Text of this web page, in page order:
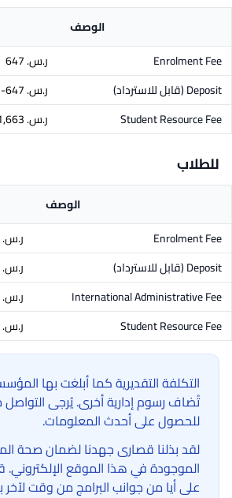
الوصف
Enrolment Fee
ر.س.‏ 647
Deposit(قابل للاسترداد)
ر.س.‏ 647-ر.س.‏ 924
Student Resource Fee
ر.س.‏ 1,663-ر.س.‏ 26,800
للطلاب
الوصف
Enrolment Fee
ر.س.‏ 647
Deposit(قابل للاسترداد)
ر.س.‏ 647-ر.س.‏ 924
International Administrative Fee
ر.س.‏ 1,386-ر.س.‏ 8,317
Student Resource Fee
ر.س.‏ 1,663-ر.س.‏ 26,800
التكلفة التقديرية كما أبلغت بها
تُضاف رسوم إدارية أخرى. يُرجى التواصل
للحصول على أحدث المعلومات.
لقد بذلنا قصارى جهدنا لضمان صحة
الموجودة في هذا الموقع الإلكتروني.
على أيا من جوانب البرامج من وقت